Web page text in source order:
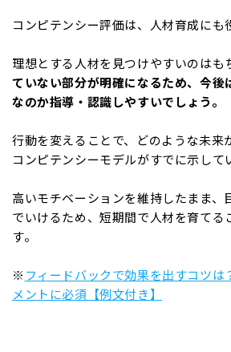
コンピテンシー評価は、人材育成にも
理想とする人材を見つけやすいのはも
ていない部分が明確になるため、今後
なのか指導・認識しやすいでしょう。
行動を変えることで、どのような未来
コンピテンシーモデルがすでに示して
高いモチベーションを維持したまま、
でいけるため、短期間で人材を育てる
す。
※ フィードバックで効果を出すコツは
メントに必須【例文付き】